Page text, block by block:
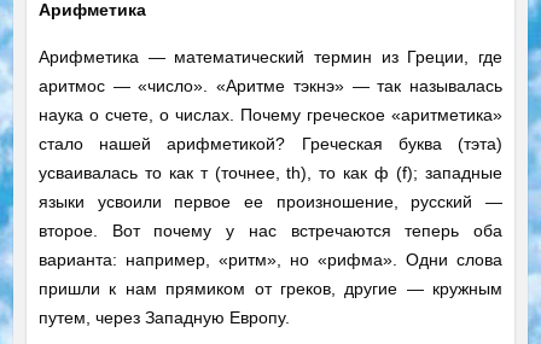
Арифметика
Арифметика — математический термин из Греции, где
аритмос — «число». «Аритме тэкнэ» — так называлась
наука о счете, о числах. Почему греческое «аритметика»
стало нашей арифметикой? Греческая буква (тэта)
усваивалась то как т (точнее, th), то как ф (f); западные
языки усвоили первое ее произношение, русский —
второе. Вот почему у нас встречаются теперь оба
варианта: например, «ритм», но «рифма». Одни слова
пришли к нам прямиком от греков, другие — кружным
путем, через Западную Европу.